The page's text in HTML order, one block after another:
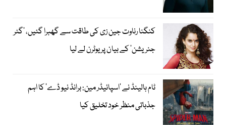
کنگنا رناوت جین زی کی طاقت سے گھبرا گئیں، ’گٹر
جنریشن‘ کے بیان پر یوٹرن لے لیا
ٹام ہالینڈ نے ’اسپائیڈر مین: برانڈ نیو ڈے‘ کا اہم
جذباتی منظر خود تخلیق کیا